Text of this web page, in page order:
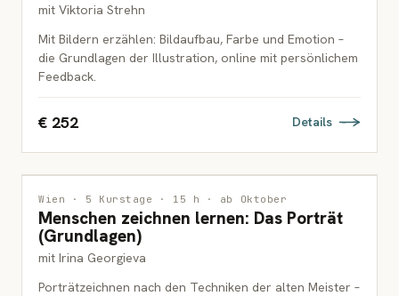
mit Viktoria Strehn
Mit Bildern erzählen: Bildaufbau, Farbe und Emotion –
die Grundlagen der Illustration, online mit persönlichem
Feedback.
€ 252 Details
ZEICHNUNG
ERWACHSENE
Wien · 5 Kurstage · 15 h · ab Oktober
Menschen zeichnen lernen: Das Porträt
(Grundlagen)
mit Irina Georgieva
Porträtzeichnen nach den Techniken der alten Meister –